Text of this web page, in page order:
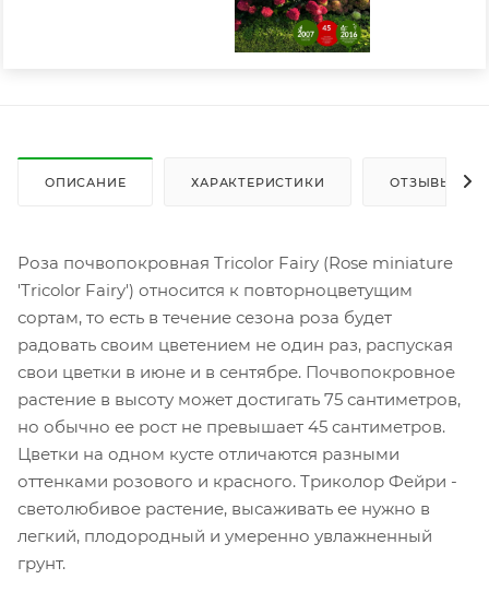
ОПИСАНИЕ ХАРАКТЕРИСТИКИ ОТЗЫВЫ
Роза почвопокровная Tricolor Fairy (Rose miniature
'Tricolor Fairy') относится к повторноцветущим
сортам, то есть в течение сезона роза будет
радовать своим цветением не один раз, распуская
свои цветки в июне и в сентябре. Почвопокровное
растение в высоту может достигать 75 сантиметров,
но обычно ее рост не превышает 45 сантиметров.
Цветки на одном кусте отличаются разными
оттенками розового и красного. Триколор Фейри -
светолюбивое растение, высаживать ее нужно в
легкий, плодородный и умеренно увлажненный
грунт.